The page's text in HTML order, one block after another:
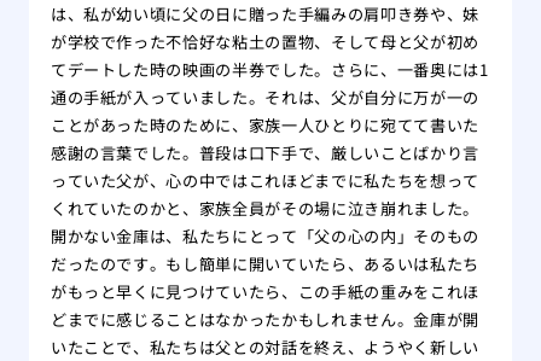
は、私が幼い頃に父の日に贈った手編みの肩叩き券や、妹
が学校で作った不恰好な粘土の置物、そして母と父が初め
てデートした時の映画の半券でした。さらに、一番奥には1
通の手紙が入っていました。それは、父が自分に万が一の
ことがあった時のために、家族一人ひとりに宛てて書いた
感謝の言葉でした。普段は口下手で、厳しいことばかり言
っていた父が、心の中ではこれほどまでに私たちを想って
くれていたのかと、家族全員がその場に泣き崩れました。
開かない金庫は、私たちにとって「父の心の内」そのもの
だったのです。もし簡単に開いていたら、あるいは私たち
がもっと早くに見つけていたら、この手紙の重みをこれほ
どまでに感じることはなかったかもしれません。金庫が開
いたことで、私たちは父との対話を終え、ようやく新しい